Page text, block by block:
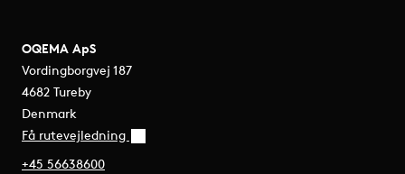
OQEMA ApS
Vordingborgvej 187
4682 Tureby
Denmark
Få rutevejledning
+45 56638600